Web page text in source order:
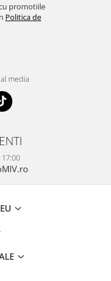
promotiile
Politica de
media